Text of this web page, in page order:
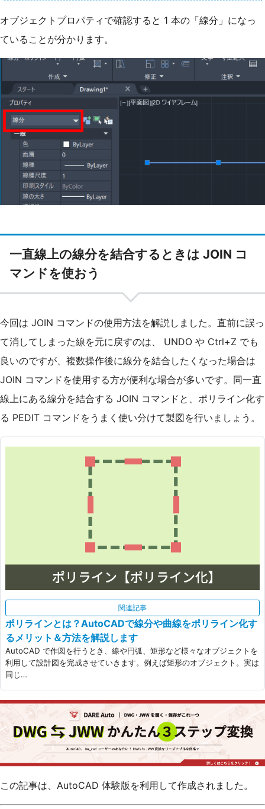
オブジェクトプロパティで確認すると 1 本の「線分」になっ
ていることが分かります。
一直線上の線分を結合するときは JOIN コ
マンドを使おう
今回は JOIN コマンドの使用方法を解説しました。直前に誤っ
て消してしまった線を元に戻すのは、 UNDO や Ctrl+Z でも
良いのですが、複数操作後に線分を結合したくなった場合は
JOIN コマンドを使用する方が便利な場合が多いです。同一直
線上にある線分を結合する JOIN コマンドと、ポリライン化す
る PEDIT コマンドをうまく使い分けて製図を行いましょう。
関連記事
ポリラインとは？AutoCADで線分や曲線をポリライン化す
るメリット＆方法を解説します
AutoCAD で作図を行うとき、線や円弧、矩形など様々なオブジェクトを
利用して設計図を完成させていきます。例えば矩形のオブジェクト。実は
同じ…
この記事は、AutoCAD 体験版を利用して作成されました。